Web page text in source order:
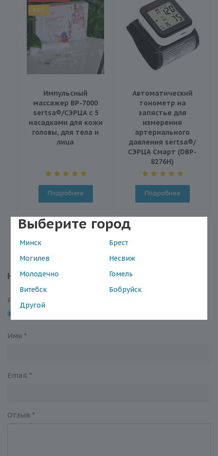
Выберите город
Минск
Брест
Могилев
Несвиж
Молодечно
Гомель
Витебск
Бобруйск
Другой
ХИТ
Импульсный
массажер BP-7000
sertsa®/СЭРЦА с 5
насадками для кожи
головы, для тела и
лица
Подробнее
Автоматический
тонометр на
запястье для
измерения
артериального
давления sertsa®/
СЭРЦА Смарт (DBP-
8276H)
Подробнее
Написать отзыв
Рейтинг
Имя *
Email *
Отзыв *